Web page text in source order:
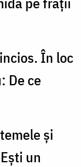
În loc
De ce
şi
un